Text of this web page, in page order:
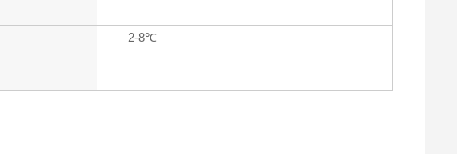
2-8℃